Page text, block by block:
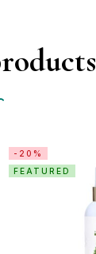
-20%
FEATURED